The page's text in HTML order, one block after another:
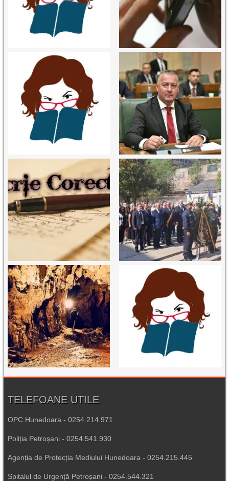
TELEFOANE UTILE
OPC Hunedoara - 0254.214.971
Poliția Petroșani - 0254.541.930
Agenția de Protecția Mediului Hunedoara - 0254.215.445
Spitalul de Urgență Petroșani - 0254.544.321